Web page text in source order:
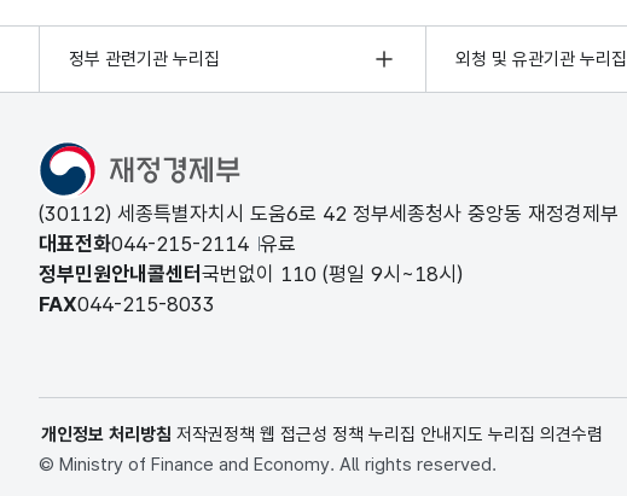
정부 관련기관 누리집 외청 및 유관기관 누리집
(30112) 세종특별자치시 도움6로 42 정부세종청사 중앙동 재정경제부
대표전화044-215-2114 유료
정부민원안내콜센터 국번없이 110 (평일 9시~18시)
FAX044-215-8033
개인정보 처리방침 저작권정책 웹 접근성 정책 누리집 안내지도 누리집 의견수렴
© Ministry of Finance and Economy. All rights reserved.